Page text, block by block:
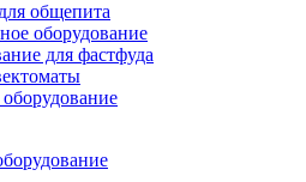
общепита
оборудование
для фастфуда